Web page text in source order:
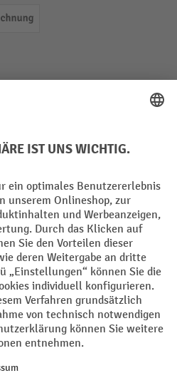
(Visa)
Rechnung
Privacy Settings
zzgl.Versandkostenund ggf.
anders angegeben.
reicht. Der Rabatt gilt nicht auf
| ² Der Rabatt wird einmalig bei